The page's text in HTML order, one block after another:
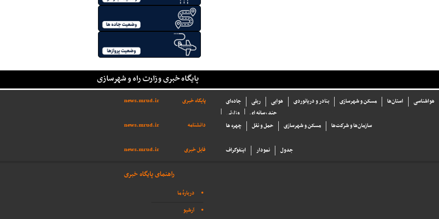
پایگاه خبری وزارت راه و شهرسازی
پایگاه خبری news.mrud.ir جاده‌ای ریلی هوایی بنادر و دریانوردی مسکن و شهرسازی استان‌ها
هواشناسی
وزارتی
چند رسانه ای
دانشنامه
news.mrud.ir چهره ها حمل و نقل مسکن و شهرسازی سازما‌ن‌ها و شركت‌ها
فایل خبری news.mrud.ir اینفوگراف نمودار جدول
راهنمای پایگاه خبری
دربارهٔ ما
آرشیو